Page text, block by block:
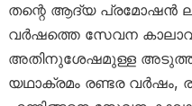
തന്റെ ആദ്യ പ്രമോഷൻ
വർഷത്തെ സേവന
അതിനുശേഷമുള്ള
യഥാക്രമം രണ്ടര വർഷം,